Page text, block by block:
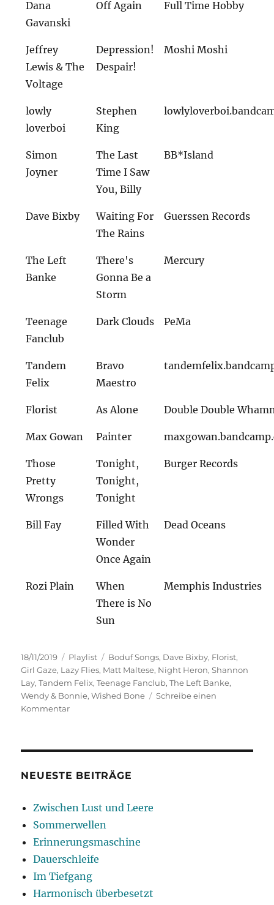
Dana
Gavanski
Off Again Full Time Hobby
Jeffrey
Lewis & The
Voltage
Depression!
Despair!
Moshi Moshi
lowly
loverboi
Stephen
King
Simon
Joyner
The Last
Time I Saw
You, Billy
BB*Island
Dave Bixby
Waiting For
The Rains
Guerssen Records
The Left
Banke
There's
Gonna Be a
Storm
Mercury
Teenage
Fanclub
Dark Clouds PeMa
Tandem
Felix
Bravo
Maestro
Florist As Alone Double Double
Max Gowan Painter
Those
Pretty
Wrongs
Tonight,
Tonight,
Tonight
Burger Records
Bill Fay
Filled With
Wonder
Once Again
Dead Oceans
Rozi Plain
When
There is No
Sun
Memphis Industries
Veröffentlicht
am
18/11/2019 Kategorien
Playlist Schlagwörter
Boduf Songs, Dave Bixby, Florist,
Girl Gaze, Lazy Flies, Matt Maltese, Night Heron,Shannon
Lay,Tandem Felix,Teenage Fanclub,The Left Banke,
Wendy & Bonnie,Wished Bone
Schreibe einen
Kommentarzu
NEUESTE BEITRÄGE
Zwischen Lust und Leere
Sommerwellen
Erinnerungsmaschine
Dauerschleife
Im Tiefgang
Harmonisch überbesetzt